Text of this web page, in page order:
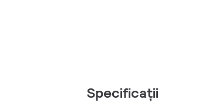
Specificații